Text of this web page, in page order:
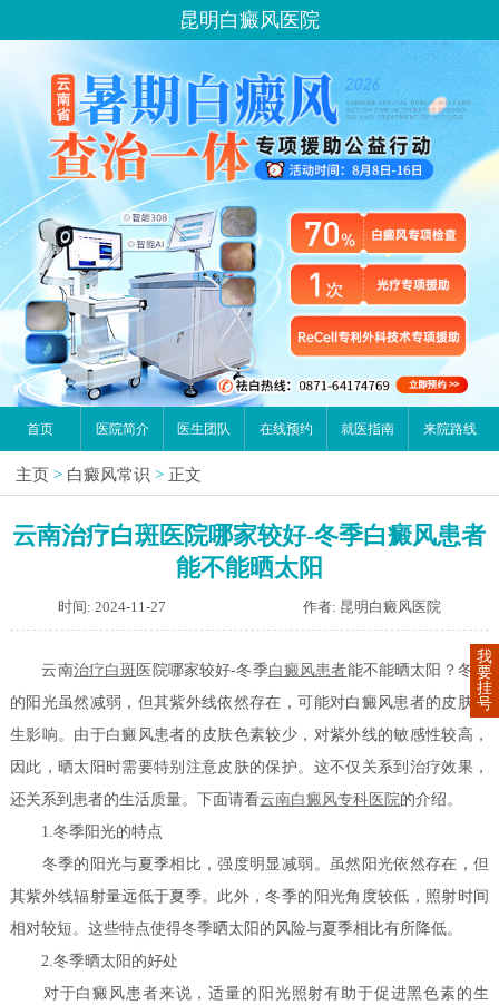
昆明白癜风医院
首页 医院简介 医生团队 在线预约 就医指南 来院路线
主页 > 白癜风常识 > 正文
云南治疗白斑医院哪家较好-冬季白癜风患者
能不能晒太阳
时间: 2024-11-27 作者: 昆明白癜风医院
云南治疗白斑 医院哪家较好-冬季白癜风患者能不能晒太阳？冬季
的阳光虽然减弱，但其紫外线依然存在，可能对白癜风患者的皮肤产
生影响。由于白癜风患者的皮肤色素较少，对紫外线的敏感性较高，
因此，晒太阳时需要特别注意皮肤的保护。这不仅关系到治疗效果，
还关系到患者的生活质量。下面请看云南白癜风专科医院的介绍。
1.冬季阳光的特点
冬季的阳光与夏季相比，强度明显减弱。虽然阳光依然存在，但
其紫外线辐射量远低于夏季。此外，冬季的阳光角度较低，照射时间
相对较短。这些特点使得冬季晒太阳的风险与夏季相比有所降低。
2.冬季晒太阳的好处
对于白癜风患者来说，适量的阳光照射有助于促进黑色素的生
我
要
挂
号